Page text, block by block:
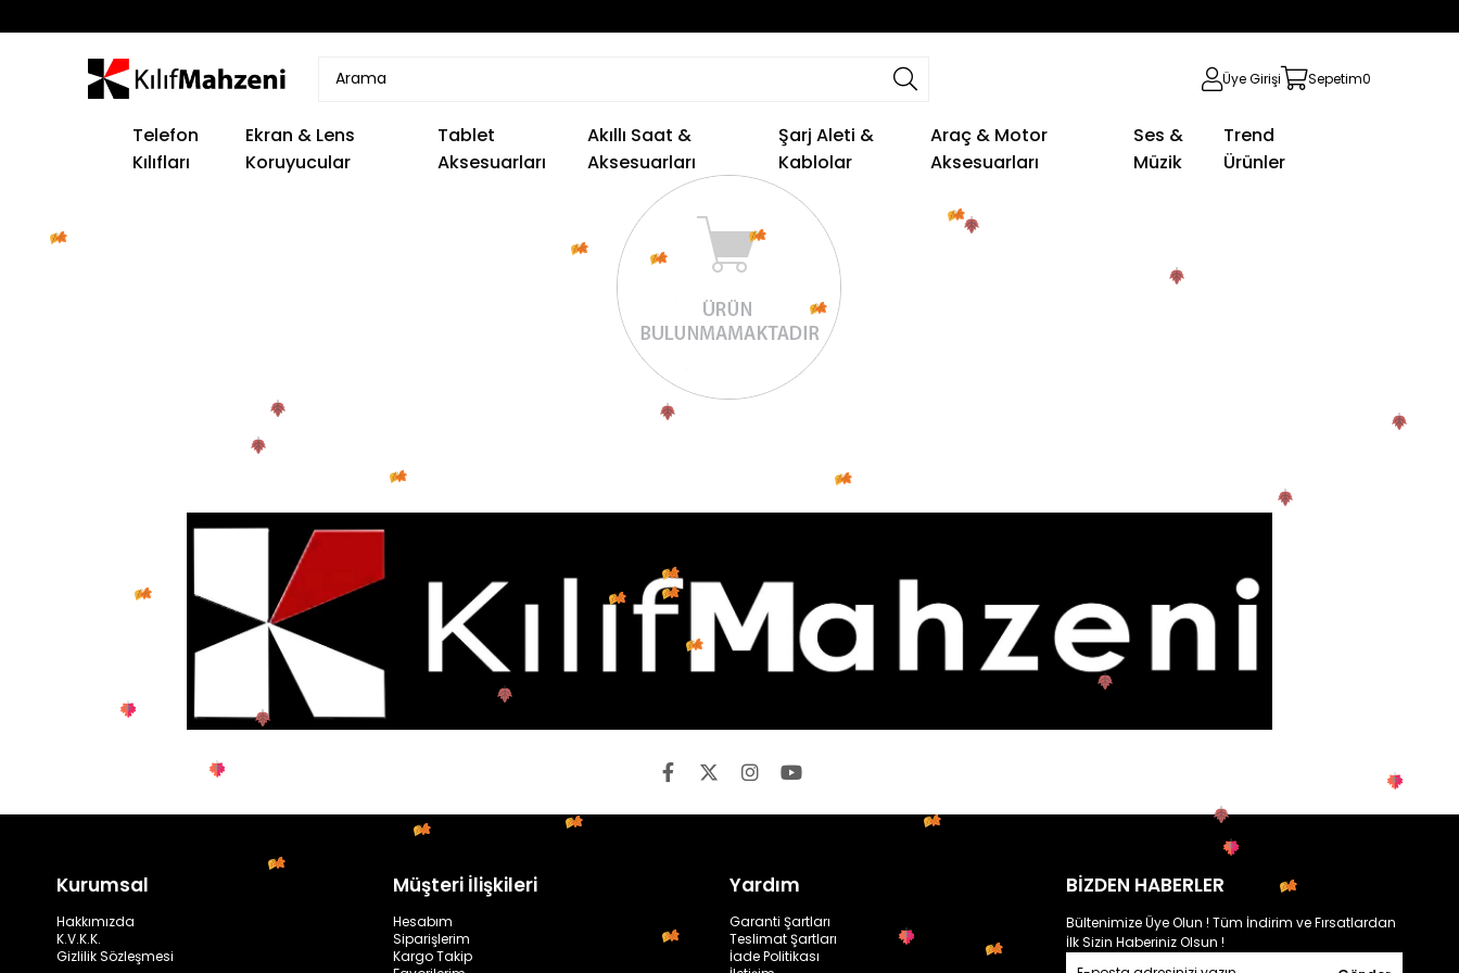
Üye Girişi Sepetim0
Telefon
Kılıfları
Ekran & Lens
Koruyucular
Tablet
Aksesuarları
Akıllı Saat &
Aksesuarları
Şarj Aleti &
Kablolar
Araç & Motor
Aksesuarları
Ses &
Müzik
Trend
Ürünler
Kurumsal
Hakkımızda
K.V.K.K.
Gizlilik Sözleşmesi
Müşteri İlişkileri
Hesabım
Siparişlerim
Kargo Takip
Yardım
Garanti Şartları
Teslimat Şartları
İade Politikası
BİZDEN HABERLER
Bültenimize Üye Olun ! Tüm İndirim ve Fırsatlardan
İlk Sizin Haberiniz Olsun !